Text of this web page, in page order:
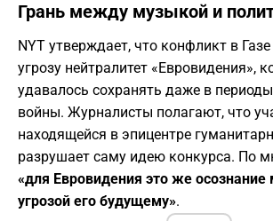
​Грань между музыкой и
​NYT утверждает, что конфликт в
угрозу нейтралитет «Евровидения»,
удавалось сохранять даже в
войны. Журналисты полагают, что
находящейся в эпицентре
разрушает саму идею конкурса. По
«для Евровидения это же осознание
угрозой его будущему».